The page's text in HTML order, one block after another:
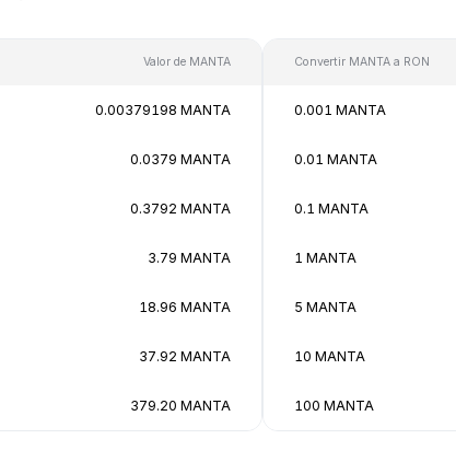
Valor de MANTA
0.00379198 MANTA
0.0379 MANTA
0.3792 MANTA
3.79 MANTA
18.96 MANTA
37.92 MANTA
379.20 MANTA
Convertir MANTA a RON
0.001 MANTA
0.01 MANTA
0.1 MANTA
1 MANTA
5 MANTA
10 MANTA
100 MANTA